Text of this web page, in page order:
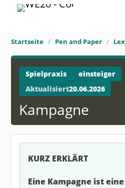
Startseite Pen and Paper
Spielpraxis
einsteiger
Aktualisiert20.06.2026
Kampagne
KURZ ERKLÄRT
Eine Kampagne ist